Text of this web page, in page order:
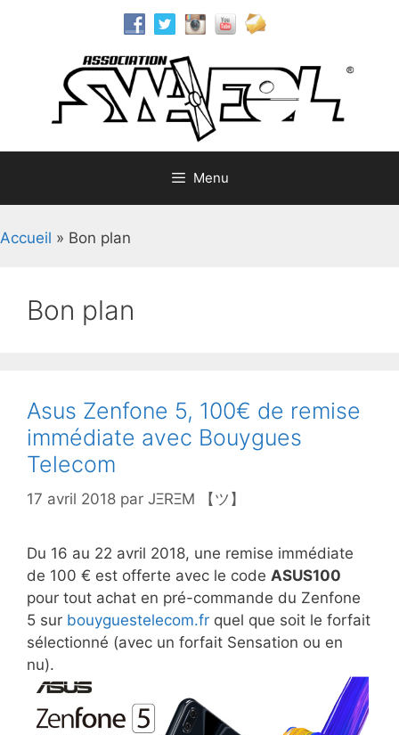
Menu
Accueil » Bon plan
Bon plan
Asus Zenfone 5, 100€ de remise
immédiate avec Bouygues
Telecom
17 avril 2018 par JΞRΞM 【ツ】
Du 16 au 22 avril 2018, une remise immédiate
de 100 € est offerte avec le code ASUS100
pour tout achat en pré-commande du Zenfone
5 sur bouyguestelecom.fr quel que soit le forfait
sélectionné (avec un forfait Sensation ou en
nu).